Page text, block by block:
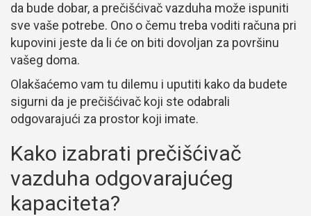
da bude dobar, a prečišćivač vazduha može ispuniti
sve vaše potrebe. Ono o čemu treba voditi računa pri
kupovini jeste da li će on biti dovoljan za površinu
vašeg doma.
Olakšaćemo vam tu dilemu i uputiti kako da budete
sigurni da je prečišćivač koji ste odabrali
odgovarajući za prostor koji imate.
Kako izabrati prečišćivač
vazduha odgovarajućeg
kapaciteta?